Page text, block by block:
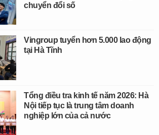
chuyển đổi số
Vingroup tuyển hơn 5.000 lao động
tại Hà Tĩnh
Tổng điều tra kinh tế năm 2026: Hà
Nội tiếp tục là trung tâm doanh
nghiệp lớn của cả nước